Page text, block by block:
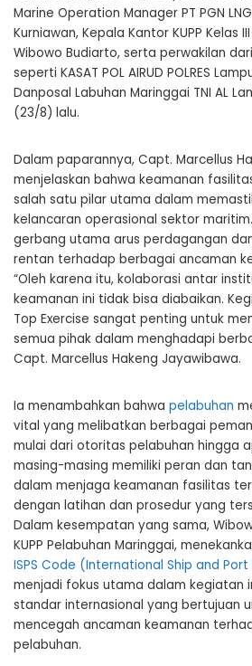
Marine Operation Manager PT PGN
Kurniawan, Kepala Kantor KUPP Kelas
Wibowo Budiarto, serta perwakilan
seperti KASAT POL AIRUD POLRES
Danposal Labuhan Maringgai TNI AL
(23/8) lalu.
Dalam paparannya, Capt. Marcellus
menjelaskan bahwa keamanan
salah satu pilar utama dalam
kelancaran operasional sektor
gerbang utama arus perdagangan
rentan terhadap berbagai ancaman
“Oleh karena itu, kolaborasi antar
keamanan ini tidak bisa diabaikan.
Top Exercise sangat penting untuk
semua pihak dalam menghadapi
Capt. Marcellus Hakeng Jayawibawa.
Ia menambahkan bahwa pelabuhan
vital yang melibatkan berbagai
mulai dari otoritas pelabuhan hingga
masing-masing memiliki peran dan
dalam menjaga keamanan fasilitas
dengan latihan dan prosedur yang
Dalam kesempatan yang sama,
KUPP Pelabuhan Maringgai,
ISPS Code (International Ship and
menjadi fokus utama dalam kegiatan
standar internasional yang bertujuan
mencegah ancaman keamanan
pelabuhan.